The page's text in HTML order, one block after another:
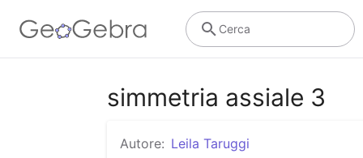
Cerca
simmetria assiale 3
Autore: Leila Taruggi